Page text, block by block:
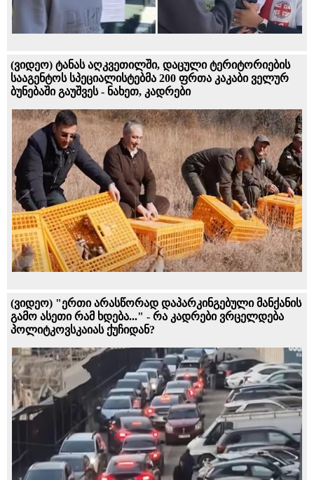
(ვიდეო) ტანას აღკვეთილში, დაცული ტერიტორიების
სააგენტოს სპეციალისტებმა 200 ფრთა კაკაბი ველურ
ბუნებაში გაუშვეს - ნახეთ, კადრები
(ვიდეო) "ერთი არასწორად დაპარკინგებული მანქანის
გამო ასეთი რამ ხდება..." - რა კადრები ვრცელდება
პოლიტკოვსკაიას ქუჩიდან?